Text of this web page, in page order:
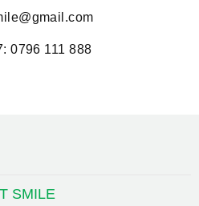
0796 111 888
SMILE